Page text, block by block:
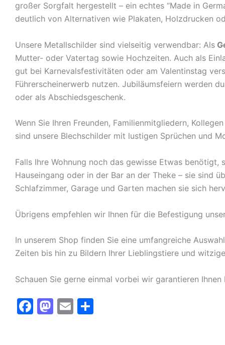
großer Sorgfalt hergestellt – ein echtes “Made in
deutlich von Alternativen wie Plakaten, Holzdrucken
Unsere Metallschilder sind vielseitig verwendbar: Als
Mutter- oder Vatertag sowie Hochzeiten. Auch als
gut bei Karnevalsfestivitäten oder am Valentinstag
Führerscheinerwerb nutzen. Jubiläumsfeiern werden
oder als Abschiedsgeschenk.
Wenn Sie Ihren Freunden, Familienmitgliedern,
sind unsere Blechschilder mit lustigen Sprüchen und
Falls Ihre Wohnung noch das gewisse Etwas benötigt,
Hauseingang oder in der Bar an der Theke – sie sind
Schlafzimmer, Garage und Garten machen sie sich
Übrigens empfehlen wir Ihnen für die Befestigung
In unserem Shop finden Sie eine umfangreiche
Zeiten bis hin zu Bildern Ihrer Lieblingstiere und
Schauen Sie gerne einmal vorbei wir garantieren Ihnen
F
M E